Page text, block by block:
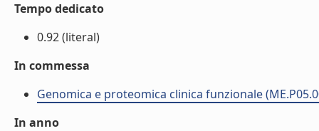
Tempo dedicato
0.92 (literal)
In commessa
Genomica e proteomica clinica funzionale
In anno